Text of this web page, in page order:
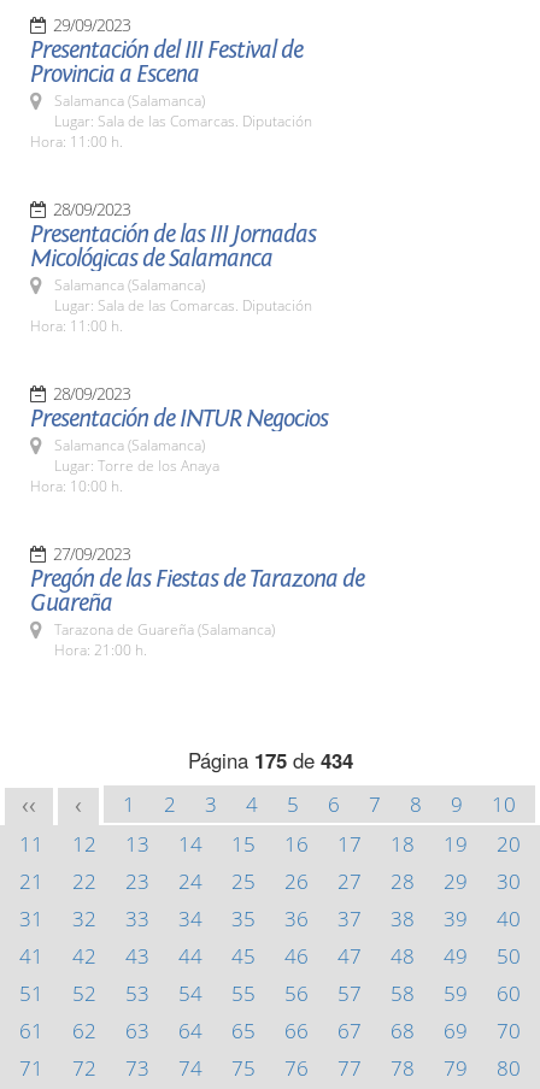
29/09/2023
Presentación del III Festival de
Provincia a Escena
Salamanca (Salamanca)
Lugar: Sala de las Comarcas. Diputación
Hora: 11:00 h.
28/09/2023
Presentación de las III Jornadas
Micológicas de Salamanca
Salamanca (Salamanca)
Lugar: Sala de las Comarcas. Diputación
Hora: 11:00 h.
28/09/2023
Presentación de INTUR Negocios
Salamanca (Salamanca)
Lugar: Torre de los Anaya
Hora: 10:00 h.
27/09/2023
Pregón de las Fiestas de Tarazona de
Guareña
Tarazona de Guareña (Salamanca)
Hora: 21:00 h.
Página 175de 434
<< < 1 2 3 4 5 6 7 8 9
10
11
12 13 14 15 16 17 18 19
20
21
22 23 24 25 26 27 28 29
30
31
32 33 34 35 36 37 38 39
40
41
42 43 44 45 46 47 48 49
50
51
52 53 54 55 56 57 58 59
60
61
62 63 64 65 66 67 68 69
70
71
72 73 74 75 76 77 78 79
80